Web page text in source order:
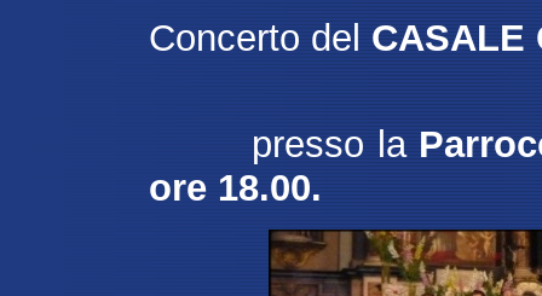
Concerto del CASALE
presso la
ore 18.00.